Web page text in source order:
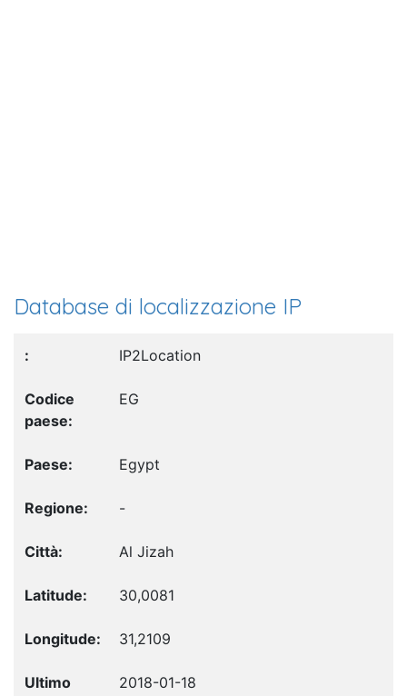
Database di localizzazione IP
IP2Location
EG
Egypt
-
Al Jizah
30,0081
31,2109
2018-01-18